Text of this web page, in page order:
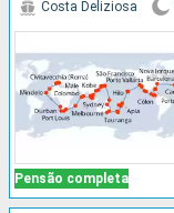
Pensão completa
Costa Deliziosa